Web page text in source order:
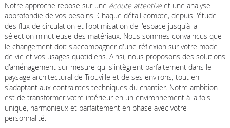
Notre approche repose sur une écoute attentiveet une analyse
approfondie de vos besoins. Chaque détail compte, depuis l'étude
des flux de circulation et l'optimisation de l'espace jusqu'à la
sélection minutieuse des matériaux. Nous sommes convaincus que
le changement doit s'accompagner d'une réflexion sur votre mode
de vie et vos usages quotidiens. Ainsi, nous proposons des solutions
d'aménagement sur mesure qui s'intègrent parfaitement dans le
paysage architectural de Trouville et de ses environs, tout en
s'adaptant aux contraintes techniques du chantier. Notre ambition
est de transformer votre intérieur en un environnement à la fois
unique, harmonieux et parfaitement en phase avec votre
personnalité.